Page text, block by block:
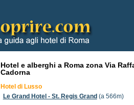
Hotel e alberghi a Roma zona Via
Cadorna
Hotel di Lusso
Le Grand Hotel - St. Regis Grand (a 566m)